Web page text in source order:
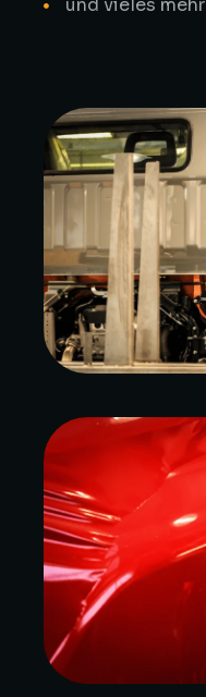
und vieles mehr